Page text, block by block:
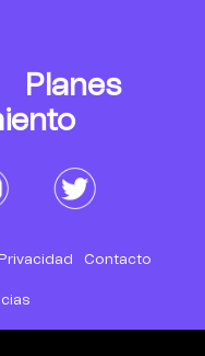
Planes
Privacidad Contacto